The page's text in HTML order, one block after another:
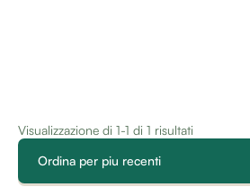
Visualizzazione di 1-1 di 1 risultati